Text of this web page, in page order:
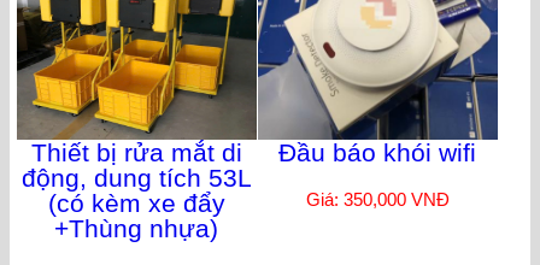
Thiết bị rửa mắt di
động, dung tích 53L
(có kèm xe đẩy
+Thùng nhựa)
Đầu báo khói wifi
Giá: 350,000 VNĐ